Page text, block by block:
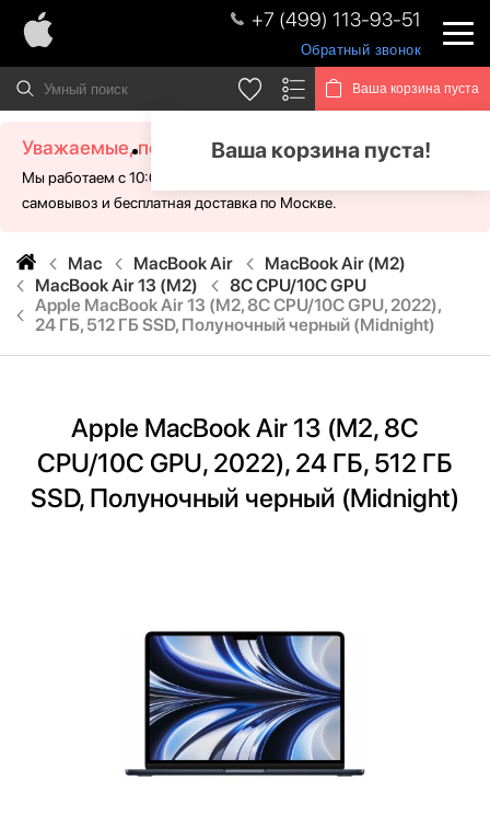
+7 (499) 113-93-51
Обратный звонок
Ваша корзина пуста
Ваша корзина пуста!
Уважаемые, посетители!
Мы работаем с 10:00 - 21:00 без выходных. Для Вас доступен
самовывоз и бесплатная доставка по Москве.
Mac MacBook Air
MacBook Air (M2)
MacBook Air 13 (M2)
8C CPU/10C GPU
Apple MacBook Air 13 (M2, 8C CPU/10C GPU, 2022),
24 ГБ, 512 ГБ SSD, Полуночный черный (Midnight)
Apple MacBook Air 13 (M2, 8C
CPU/10C GPU, 2022), 24 ГБ, 512 ГБ
SSD, Полуночный черный (Midnight)